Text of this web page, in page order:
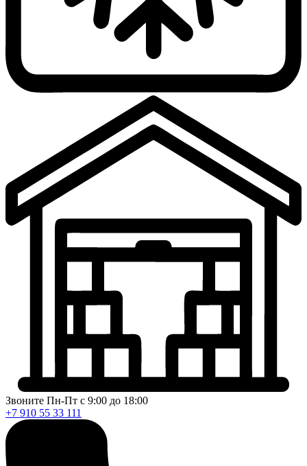
Звоните Пн-Пт с 9:00 до 18:00
+7 910 55 33 111